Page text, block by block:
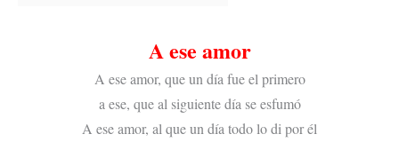
A ese amor
A ese amor, que un día fue el primero
a ese, que al siguiente día se esfumó
A ese amor, al que un día todo lo di por él